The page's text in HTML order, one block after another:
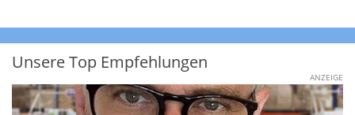
Unsere Top Empfehlungen
ANZEIGE